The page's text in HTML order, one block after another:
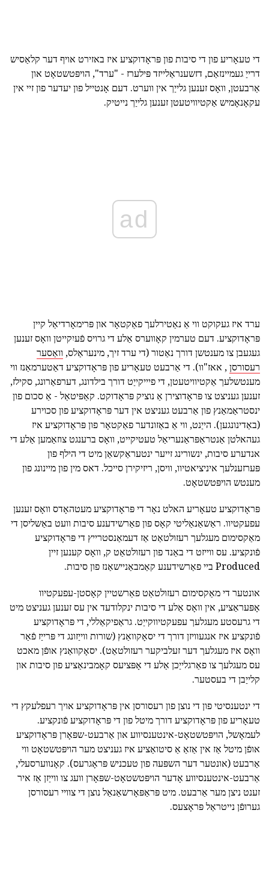
די טעאָריע פון די סיבות פון פּראָדוקציע איז באזירט אויף דער קלאַסיש
דרייַ געמיינזאַם, דזשענראַלייזד פּילערז - "ערד", הויפּטשטאָט און
אַרבעטן, וואָס זענען גלייַך אין ווערט. דעם אָנטייל פון יעדער פון זיי אין
עקאָנאָמיש אַקטיוויטעטן זענען גלייַך נייטיק.
ad
ערד איז געקוקט ווי אַ נאַטירלעך פאַקטאָר און פּרימאָרדיאַל קיין
פּראָדוקציע. דעם טערמין קאָווערס אַלע די גרויס פֿעיִקייטן וואָס זענען
געגעבן צו מענטשן דורך נאַטור (די ערד זיך, מינעראַלס, וואַסער
רעסורסן, אאז"וו). די אַרבעט טעאָריע פון פּראָדוקציע דאַטערמאַנז ווי
מענטשלעך אַקטיוויטעטן, די פיייקייַט דורך בילדונג, דערפאַרונג, סקילז,
זענען געניצט צו פּראָדוצירן אַ נוציק פּראָדוקט. קאַפּיטאַל - אַ סכום פון
ינסטראַמאַנץ פון אַרבעט געניצט אין דער פּראָדוקציע פון סכוירע
(באַדינונגען). הייַנט, ווי אַ באַזונדער פאַקטאָר פון פּראָדוקציע איז
געהאלטן אַנטראַפּראַנעריאַל טעטיקייט, וואָס ברענגט צוזאַמען אַלע די
אנדערע סיבות, ינשורינג זייער ינטעראַקשאַן מיט די הילף פון
פּערזענלעך איניציאטיוו, וויסן, ריזיקירן סייכל. דאס מין פון מיינונג פון
מענטש הויפּטשטאָט.
פּראָדוקציע טעאָריע האלט נאָר די פּראָדוקציע מעטהאָדס וואָס זענען
עפעקטיוו. ראַשאַנאַליטי קאָס פון פאַרשידענע סיבות וועט באַשליסן די
מאַקסימום מעגלעך רעזולטאַט אַז דעמאַנסטרייץ די פּראָדוקציע
פֿונקציע. עס ווייזט די באַנד פון רעזולטאַט ק, וואָס קענען זיין
Produced ביי פאַרשידענע קאַמבאַניישאַנז פון סיבות.
אונטער די מאַקסימום רעזולטאַט פאַרשטיין קאָסטן-עפעקטיוו
אָפּעראַציע, אין וואָס אַלע די סיבות ינקלודעד אין עס זענען געניצט מיט
די גרעסטע מעגלעך עפעקטיווקייַט. גראַפיקאַללי, די פּראָדוקציע
פֿונקציע איז אנגעוויזן דורך די יסאָקוואַנץ (שורות ווייַזונג די פּרייַז פֿאַר
וואָס איז מעגלעך דער זעלביקער רעזולטאַט). יסאָקוואַנץ אופֿן מאכט
עס מעגלעך צו פאַרגלייַכן אַלע די אָפּציעס קאָמבינאַציע פון סיבות און
קלייַבן די בעסטער.
די ינטענסיטי פון די נוצן פון רעסורסן אין פּראָדוקציע אויך רעפלעקץ די
טעאָריע פון פּראָדוקציע דורך מיטל פון די פּראָדוקציע פֿונקציע.
לעמאָשל, הויפּטשטאָט-אינטענסיווע און אַרבעט-שפּאָרן פּראָדוקציע
אופֿן מיטל אַז אין אַזאַ אַ סיטואַציע איז געניצט מער הויפּטשטאָט ווי
אַרבעט (אונטער דער השפּעה פון טעכניש פּראָגרעס). קאָנווערסעלי,
אַרבעט-אינטענסיווע אָדער הויפּטשטאָט-שפּאָרן וועג צו ווייַזן אַז איר
זענט ניצן מער אַרבעט. מיט פּראַפּאָרשאַנאַל נוצן די צוויי רעסורסן
גערופֿן נייטראַל פּראָצעס.